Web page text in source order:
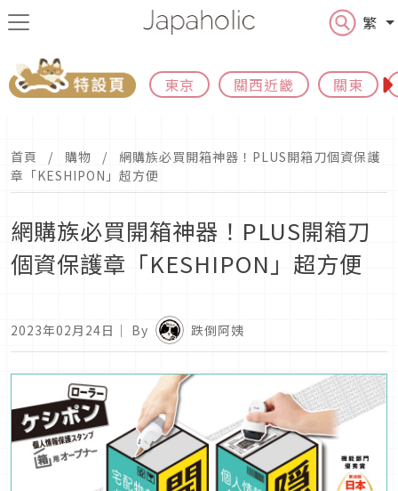
繁
東京 關西近畿 關東
首頁 購物
網購族必買開箱神器！PLUS開箱刀個資保護
章「KESHIPON」超方便
網購族必買開箱神器！PLUS開箱刀
個資保護章「KESHIPON」超方便
2023年02月24日 ｜ By 跌倒阿姨